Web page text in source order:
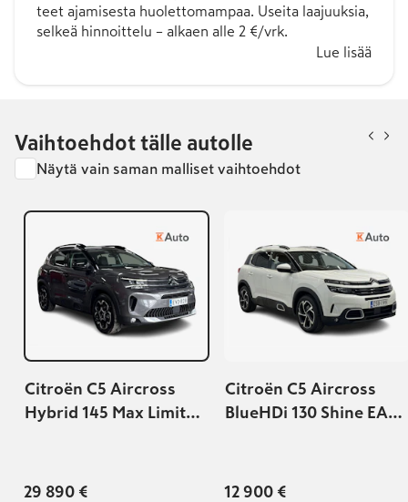
teet ajamisesta huolettomampaa. Useita laajuuksia,
selkeä hinnoittelu – alkaen alle 2 €/vrk.
Lue lisää
Vaihtoehdot tälle autolle
Näytä vain saman malliset vaihtoehdot
Citroën C5 Aircross
Hybrid 145 Max Limited
29 890 €
Citroën C5 Aircross
BlueHDi 130 Shine EAT8
12 900 €